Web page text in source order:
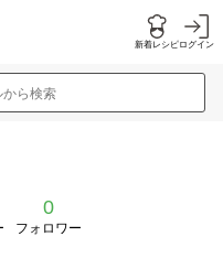
新着レシピログイン
ら検索
0
フォロワー